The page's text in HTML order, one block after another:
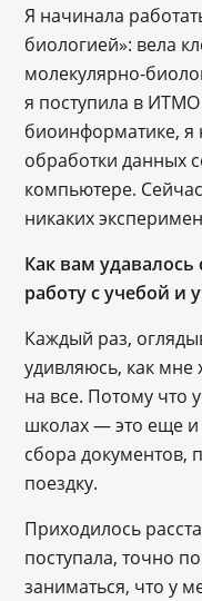
Я начинала
биологией»: вела
молекулярно-
я поступила в
биоинформатике, я
обработки данных
компьютере.
никаких
Как вам
работу с учебой и
Каждый раз,
удивляюсь, как
на все. Потому что
школах — это еще
сбора документов,
поездку.
Приходилось
поступала, точно
заниматься, что у